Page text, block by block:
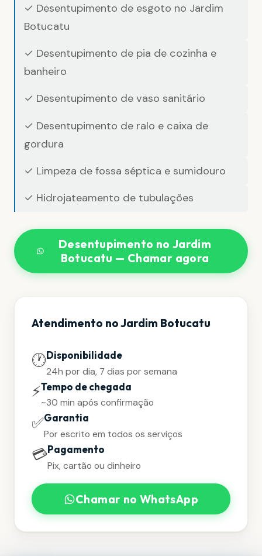
✓ Desentupimento de esgoto no Jardim
Botucatu
✓ Desentupimento de pia de cozinha e
banheiro
✓ Desentupimento de vaso sanitário
✓ Desentupimento de ralo e caixa de
gordura
✓ Limpeza de fossa séptica e sumidouro
✓ Hidrojateamento de tubulações
Desentupimento no Jardim
Botucatu — Chamar agora
Atendimento no Jardim Botucatu
🕐Disponibilidade
24h por dia, 7 dias por semana
⚡Tempo de chegada
~30 min após confirmação
✅Garantia
Por escrito em todos os serviços
💳Pagamento
Pix, cartão ou dinheiro
Chamar no WhatsApp